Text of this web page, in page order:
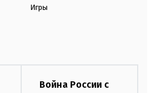
Игры
Война России с